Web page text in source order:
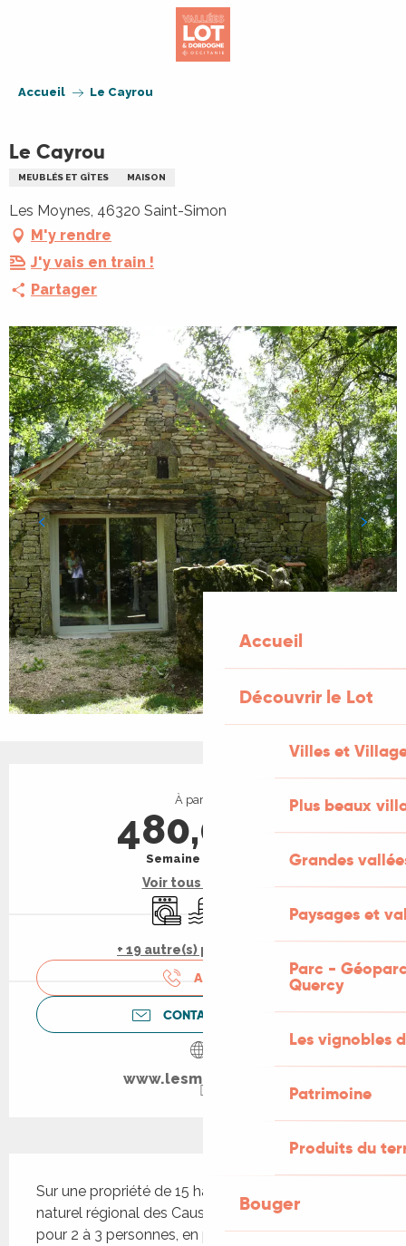
Accueil
Découvrir le Lot
Villes et
Plus beaux
Grandes
Paysages et
Parc -
Quercy
Les vignobles
Patrimoine
Produits du
Bouger
Accueil Le Cayrou
Le Cayrou
MEUBLÉS ET GÎTES MAISON
Les Moynes, 46320 Saint-Simon
M'y rendre
J'y vais en train !
Partager
Ouverture et coordonnées
À partir de
480,00 €
Semaine (meublé)
Voir tous les tarifs
Lave lingePiscine Animaux acceptés
+ 19 autre(s) prestation(s)
APPELER
CONTACTEZ-NOUS
www.lesmoynes46.fr
Sur une propriété de 15 ha, au cœur du Parc
naturel régional des Causses du Quercy, ce gîte
pour 2 à 3 personnes, en pleine nature, vous